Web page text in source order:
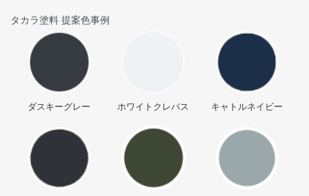
タカラ塗料 提案色事例
ダスキーグレー ホワイトクレバス キャトルネイビー